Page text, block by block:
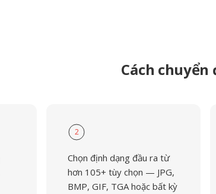
Cách chuyển
2
Chọn định dạng đầu ra từ
hơn 105+ tùy chọn — JPG,
BMP, GIF, TGA hoặc bất kỳ